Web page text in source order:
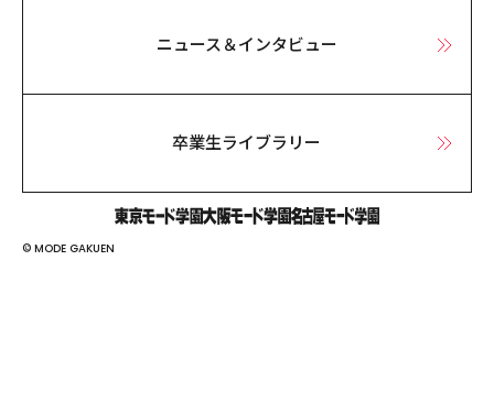
ニュース＆インタビュー
卒業生ライブラリー
© MODE GAKUEN